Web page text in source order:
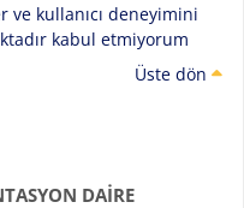
kullanıcı deneyimini
kabul etmiyorum
Üste dön
DAIRE